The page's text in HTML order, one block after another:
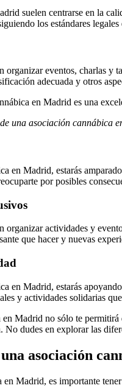
suelen centrarse en la
los estándares legales
organizar eventos, charlas y
adecuada y otros
en Madrid es una
una asociación cannábica
en Madrid, estarás
por posibles
organizar actividades y
que hacer y nuevas
en Madrid, estarás
y actividades solidarias
Madrid no sólo te
dudes en explorar las
asociación
Madrid, es importante